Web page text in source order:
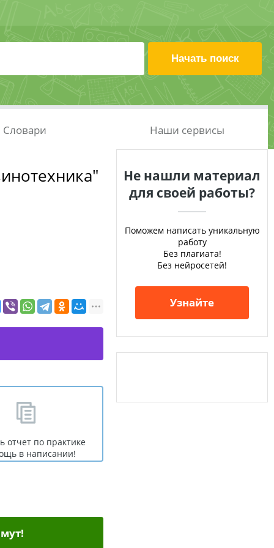
Словари Наши сервисы
отчет по практике
в написании!
Не нашли материал
для своей работы?
Поможем написать уникальную
работу
Без плагиата!
Без нейросетей!
Узнайте